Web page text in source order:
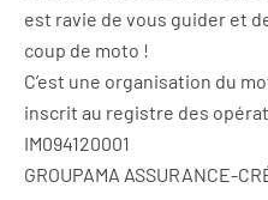
est ravie de vous guider et
coup de moto !
C’est une organisation du
inscrit au registre des
IM094120001
GROUPAMA ASSURANCE-